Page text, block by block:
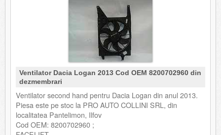
Ventilator Dacia Logan 2013 Cod OEM 8200702960 din
dezmembrari
Ventilator second hand pentru Dacia Logan din anul 2013.
Piesa este pe stoc la PRO AUTO COLLINI SRL, din
localitatea Pantelimon, Ilfov
Cod OEM: 8200702960 ;